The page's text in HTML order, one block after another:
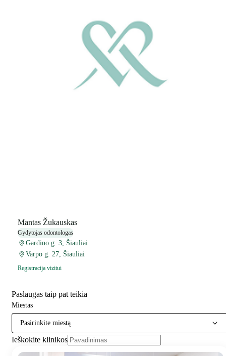
Mantas Žukauskas
Gydytojas odontologas
Gardino g. 3, Šiauliai
Varpo g. 27, Šiauliai
Registracija vizitui
Paslaugas taip pat teikia
Miestas
Pasirinkite miestą
Ieškokite klinikos